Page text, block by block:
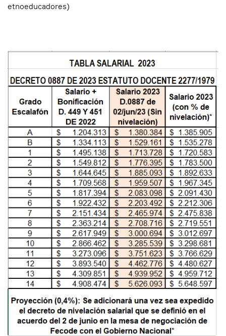
etnoeducadores)